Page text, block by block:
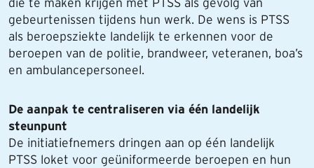
die te maken krijgen met PTSS als gevolg van
gebeurtenissen tijdens hun werk. De wens is PTSS
als beroepsziekte landelijk te erkennen voor de
beroepen van de politie, brandweer, veteranen, boa’s
en ambulancepersoneel.
De aanpak te centraliseren via één landelijk
steunpunt
De initiatiefnemers dringen aan op één landelijk
PTSS loket voor geüniformeerde beroepen en hun